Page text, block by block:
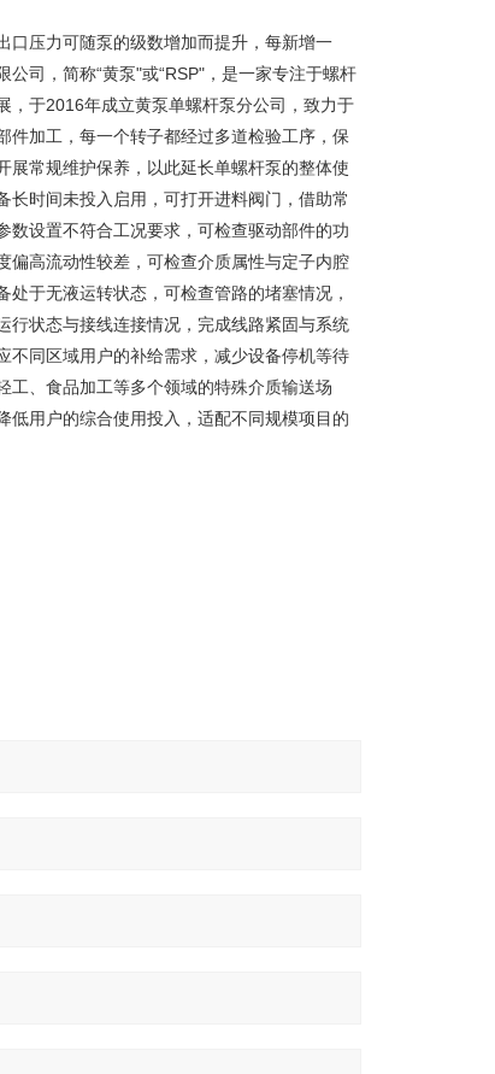
口压力可随泵的级数增加而提升，每新增一
司，简称“黄泵"或“RSP"，是一家专注于螺杆
，于2016年成立黄泵单螺杆泵分公司，致力于
件加工，每一个转子都经过多道检验工序，保
展常规维护保养，以此延长单螺杆泵的整体使
长时间未投入启用，可打开进料阀门，借助常
数设置不符合工况要求，可检查驱动部件的功
偏高流动性较差，可检查介质属性与定子内腔
于无液运转状态，可检查管路的堵塞情况，
行状态与接线连接情况，完成线路紧固与系统
不同区域用户的补给需求，减少设备停机等待
工、食品加工等多个领域的特殊介质输送场
低用户的综合使用投入，适配不同规模项目的